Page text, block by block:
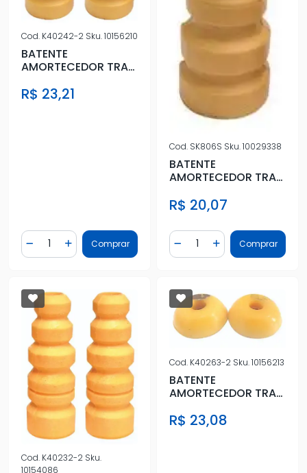
Cod. K40242-2 Sku.10156210
BATENTE
AMORTECEDOR TRAS
R$ 23,21
Diminuir Quantidade
Quantidade
Adicionar Quantidade
Comprar
Cod. SK806S Sku.10029338
BATENTE
AMORTECEDOR TRAS
2000
R$ 20,07
Diminuir Quantidade
Quantidade
AdicionarComprar
Cod. K40232-2 Sku.
10154086
Cod. K40263-2 Sku.10156213
BATENTE
AMORTECEDOR TRAS
R$ 23,08